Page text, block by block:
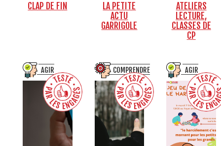
CLAP DE FIN
LA PETITE
ACTU
GARRIGOLE
ATELIERS
LECTURE,
CLASSES DE
CP
AGIR COMPRENDRE AGIR